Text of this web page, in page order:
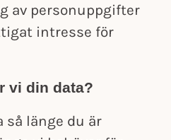
av personuppgifter
intresse för
vi din data?
så länge du är